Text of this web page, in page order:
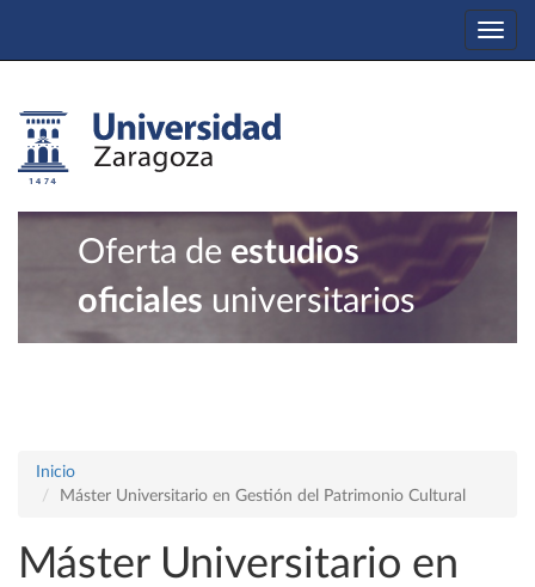
Oferta de estudios
oficiales universitarios
Inicio
Máster Universitario en Gestión del Patrimonio Cultural
Máster Universitario en